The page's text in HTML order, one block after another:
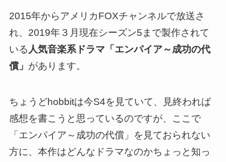
2015年からアメリカFOXチャンネルで放送さ
れ、2019年３月現在シーズン5まで製作されて
いる人気音楽系ドラマ「エンパイア～成功の代
償」 があります。
ちょうどhobbitは今S4を見ていて、見終われば
感想を書こうと思っているのですが、ここで
「エンパイア～成功の代償」を見ておられない
方に、本作はどんなドラマなのかちょっと知っ